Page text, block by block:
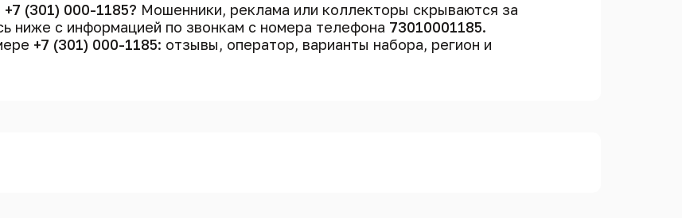
+7 (301) 000-1185? Мошенники, реклама или коллекторы скрываются за
ниже с информацией по звонкам с номера телефона 73010001185.
+7 (301) 000-1185: отзывы, оператор, варианты набора, регион и